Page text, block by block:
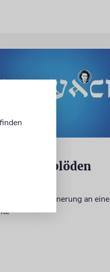
keine blöden
Erinnerung an eine